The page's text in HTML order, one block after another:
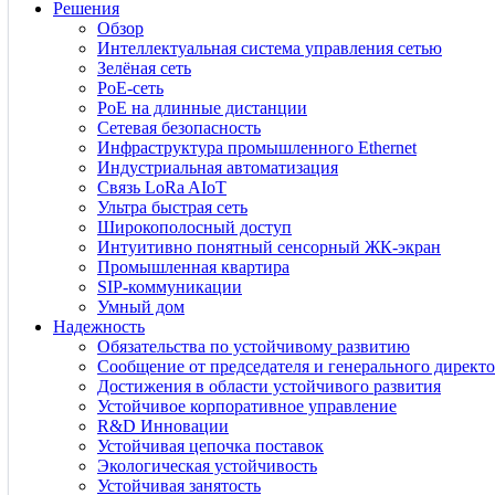
Решения
Обзор
Интеллектуальная система управления сетью
Зелёная сеть
PoE-сеть
PoE на длинные дистанции
Сетевая безопасность
Инфраструктура промышленного Ethernet
Индустриальная автоматизация
Связь LoRa AIoT
Ультра быстрая сеть
Широкополосный доступ
Интуитивно понятный сенсорный ЖК-экран
Промышленная квартира
SIP-коммуникации
Умный дом
Надежность
Обязательства по устойчивому развитию
Сообщение от председателя и генерального
Достижения в области устойчивого развития
Устойчивое корпоративное управление
R&D Инновации
Устойчивая цепочка поставок
Экологическая устойчивость
Устойчивая занятость